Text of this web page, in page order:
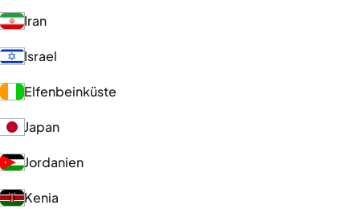
Iran
Israel
Elfenbeinküste
Japan
Jordanien
Kenia